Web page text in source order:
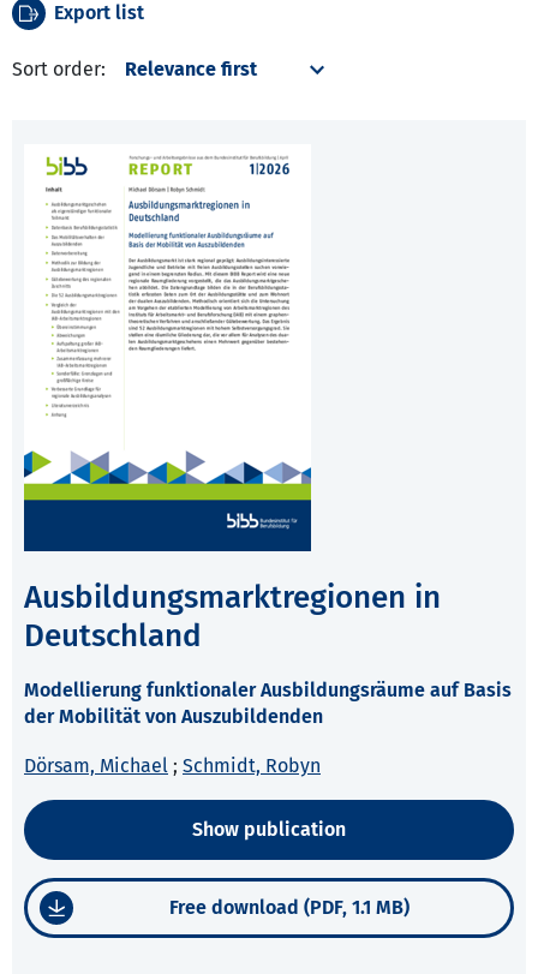
Export list
Sort order:
Ausbildungsmarktregionen in
Deutschland
Modellierung funktionaler Ausbildungsräume auf Basis
der Mobilität von Auszubildenden
Dörsam, Michael ; Schmidt, Robyn
Show publication
Free download (PDF, 1.1 MB)